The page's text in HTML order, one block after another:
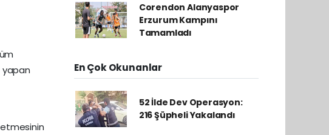
yapan
Corendon Alanyaspor
Erzurum Kampını
Tamamladı
En Çok Okunanlar
52 İlde Dev Operasyon:
216 Şüpheli Yakalandı